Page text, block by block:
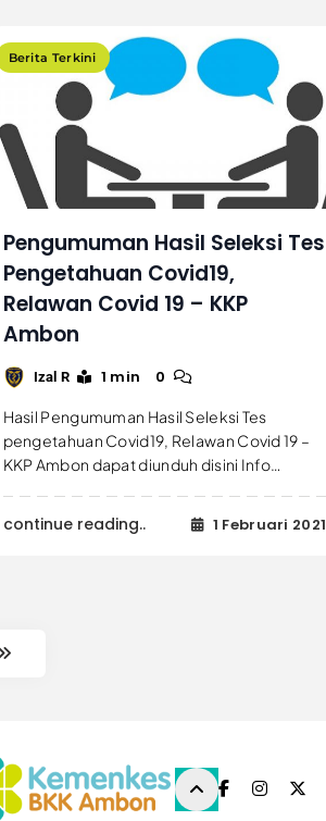
Berita Terkini
Pengumuman Hasil Seleksi Tes
Pengetahuan Covid19,
Relawan Covid 19 – KKP
Ambon
Izal R 1 min 0
Hasil Pengumuman Hasil Seleksi Tes
pengetahuan Covid19, Relawan Covid 19 –
KKP Ambon dapat diunduh disini Info…
continue reading.. 1 Februari 2021